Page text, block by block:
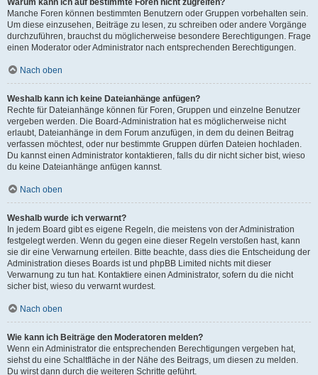
Warum kann ich auf bestimmte Foren nicht zugreifen?
Manche Foren können bestimmten Benutzern oder Gruppen vorbehalten sein.
Um diese einzusehen, Beiträge zu lesen, zu schreiben oder andere Vorgänge
durchzuführen, brauchst du möglicherweise besondere Berechtigungen. Frage
einen Moderator oder Administrator nach entsprechenden Berechtigungen.
Nach oben
Weshalb kann ich keine Dateianhänge anfügen?
Rechte für Dateianhänge können für Foren, Gruppen und einzelne Benutzer
vergeben werden. Die Board-Administration hat es möglicherweise nicht
erlaubt, Dateianhänge in dem Forum anzufügen, in dem du deinen Beitrag
verfassen möchtest, oder nur bestimmte Gruppen dürfen Dateien hochladen.
Du kannst einen Administrator kontaktieren, falls du dir nicht sicher bist, wieso
du keine Dateianhänge anfügen kannst.
Nach oben
Weshalb wurde ich verwarnt?
In jedem Board gibt es eigene Regeln, die meistens von der Administration
festgelegt werden. Wenn du gegen eine dieser Regeln verstoßen hast, kann
sie dir eine Verwarnung erteilen. Bitte beachte, dass dies die Entscheidung der
Administration dieses Boards ist und phpBB Limited nichts mit dieser
Verwarnung zu tun hat. Kontaktiere einen Administrator, sofern du die nicht
sicher bist, wieso du verwarnt wurdest.
Nach oben
Wie kann ich Beiträge den Moderatoren melden?
Wenn ein Administrator die entsprechenden Berechtigungen vergeben hat,
siehst du eine Schaltfläche in der Nähe des Beitrags, um diesen zu melden.
Du wirst dann durch die weiteren Schritte geführt.